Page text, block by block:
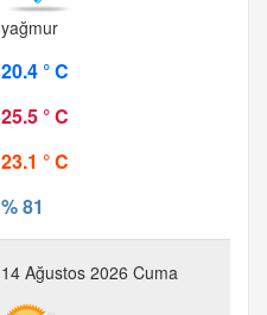
yağmur
20.4 ° C
25.5 ° C
23.1 ° C
% 81
14 Ağustos 2026 Cuma